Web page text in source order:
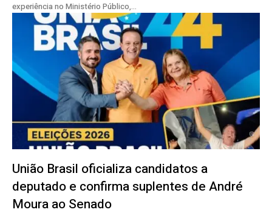
experiência no Ministério Público,...
União Brasil oficializa candidatos a
deputado e confirma suplentes de André
Moura ao Senado